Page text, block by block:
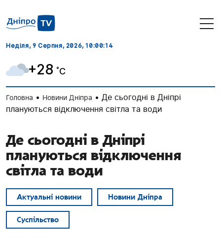
Неділя, 9 Серпня, 2026, 10:00:15
+28 ˚C
Головна • Новини Дніпра • Де сьогодні в Дніпрі
плануються відключення світла та води
Де сьогодні в Дніпрі
плануються відключення
світла та води
Актуальні новини Новини Дніпра
Суспільство